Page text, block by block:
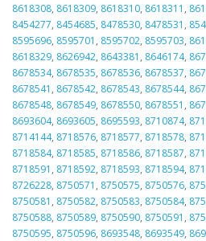
8618308, 8618309, 8618310, 8618311 ,
8454277, 8454685, 8478530, 8478531 ,
8595696, 8595701 , 8595702, 8595703,
8618329, 8626942, 8643381 , 8646174,
8678534, 8678535, 8678536, 8678537,
8678541 , 8678542, 8678543, 8678544,
8678548, 8678549, 8678550, 8678551 ,
8693604, 8693605, 8695593, 8710874,
8714144, 8718576, 8718577, 8718578,
8718584, 8718585, 8718586, 8718587,
8718591 , 8718592, 8718593, 8718594,
8726228, 8750571 , 8750575, 8750576,
8750581 , 8750582, 8750583, 8750584,
8750588, 8750589, 8750590, 8750591 ,
8750595, 8750596, 8693548, 8693549,